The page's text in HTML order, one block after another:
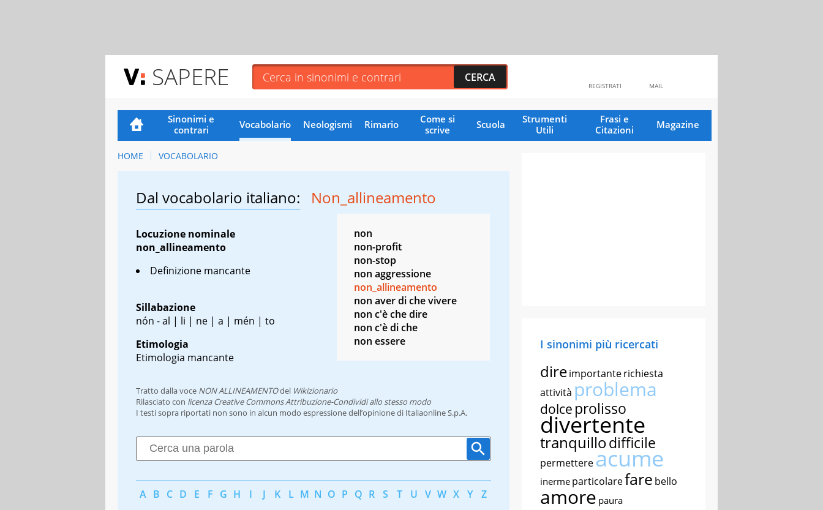
SAPERE MAIL
REGISTRATI
Sinonimi e
contrari
Vocabolario Neologismi Rimario
Come si
scrive
Scuola
Strumenti
Utili
Frasi e
Citazioni
Magazine
HOME VOCABOLARIO
Dal vocabolario italiano: Non_allineamento
Locuzione nominale
non_allineamento
Definizione mancante
Sillabazione
nón - al | li | ne | a | mén | to
Etimologia
Etimologia mancante
non
non-profit
non-stop
non aggressione
non_allineamento
non aver di che vivere
non c'è che dire
non c'è di che
non essere
Tratto dalla voce NON ALLINEAMENTOdel Wikizionario
Rilasciato con licenza Creative Commons Attribuzione-Condividi allo stesso modo
I testi sopra riportati non sono in alcun modo espressione dell’opinione di Italiaonline S.p.A.
A B C D E F G H I J K L M N O P Q R S T U V W X Y Z
I sinonimi più ricercati
direimportanterichiesta
attività problema
dolce prolisso
divertente
tranquillodifficile
permettereacume
inerme particolarefare bello
amore paura